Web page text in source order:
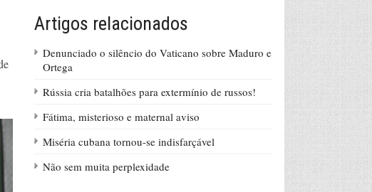
Artigos relacionados
Denunciado o silêncio do Vaticano sobre Maduro e
Ortega
Rússia cria batalhões para extermínio de russos!
Fátima, misterioso e maternal aviso
Miséria cubana tornou-se indisfarçável
Não sem muita perplexidade